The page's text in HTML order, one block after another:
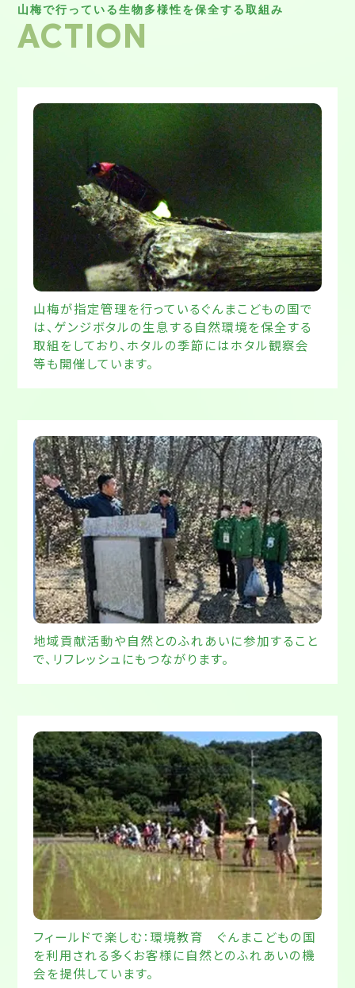
山梅で行っている生物多様性を保全する取組み
ACTION
山梅が指定管理を行っているぐんまこどもの国で
は、ゲンジボタルの生息する自然環境を保全する
取組をしており、ホタルの季節にはホタル観察会
等も開催しています。
地域貢献活動や自然とのふれあいに参加すること
で、リフレッシュにもつながります。
フィールドで楽しむ：環境教育 ぐんまこどもの国
を利用される多くお客様に自然とのふれあいの機
会を提供しています。